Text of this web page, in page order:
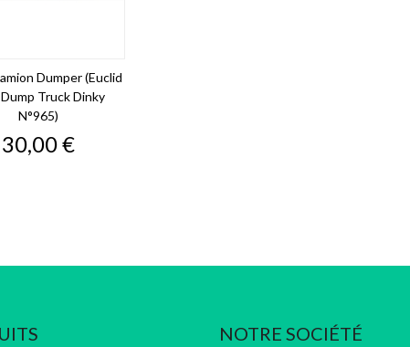
Dumper (Euclid
Dump Truck Dinky
N°965)
Prix
30,00 €
NOTRE SOCIÉTÉ